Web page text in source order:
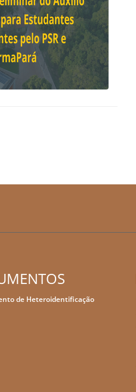
de Heteroidentificação